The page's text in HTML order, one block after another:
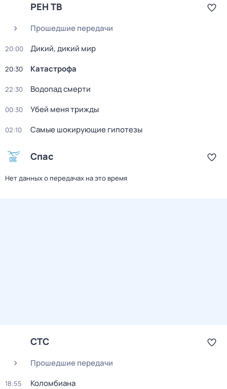
РЕН ТВ
Прошедшие передачи
20:00 Дикий, дикий мир
20:30 Катастрофа
22:30 Водопад смерти
00:30 Убей меня трижды
02:10 Самые шoкиpующие гипотезы
Спас
Нет данных о передачах на это время
СТС
Прошедшие передачи
18:55 Коломбиана